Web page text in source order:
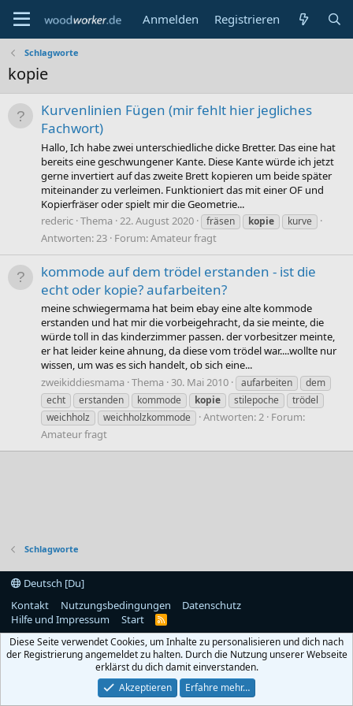
Anmelden Registrieren
Schlagworte
kopie
Kurvenlinien Fügen (mir fehlt hier jegliches
Fachwort)
Hallo, Ich habe zwei unterschiedliche dicke Bretter. Das eine hat
bereits eine geschwungener Kante. Diese Kante würde ich jetzt
gerne invertiert auf das zweite Brett kopieren um beide später
miteinander zu verleimen. Funktioniert das mit einer OF und
Kopierfräser oder spielt mir die Geometrie...
rederic Thema 22. August 2020 fräsen kopie kurve
Antworten: 23 Forum:Amateur fragt
kommode auf dem trödel erstanden - ist die
echt oder kopie? aufarbeiten?
meine schwiegermama hat beim ebay eine alte kommode
erstanden und hat mir die vorbeigehracht, da sie meinte, die
würde toll in das kinderzimmer passen. der vorbesitzer meinte,
er hat leider keine ahnung, da diese vom trödel war....wollte nur
wissen, um was es sich handelt, ob sich eine...
zweikiddiesmama Thema 30. Mai 2010 aufarbeiten
dem
echt
erstanden kommode kopie stilepoche
trödel
weichholz
weichholzkommode Antworten: 2 Forum:
Amateur fragt
Schlagworte
Deutsch [Du]
Kontakt
Nutzungsbedingungen
Datenschutz
Hilfe und Impressum
Start
R
S
Diese Seite verwendet Cookies, um Inhalte zu personalisieren und dich nach
der Registrierung angemeldet zu halten. Durch die Nutzung unserer Webseite
erklärst du dich damit einverstanden.
Akzeptieren
Erfahre mehr…